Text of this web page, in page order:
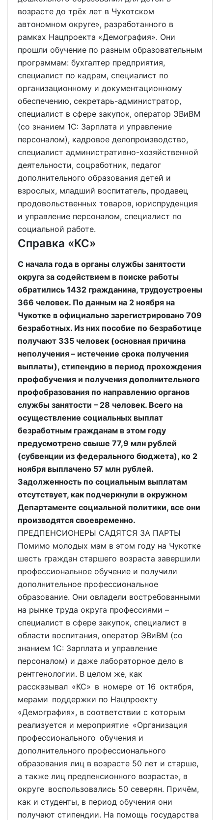
возрасте до трёх лет в Чукотском
автономном округе», разработанного в
рамках Нацпроекта «Демография». Они
прошли обучение по разным образовательным
программам: бухгалтер предприятия,
специалист по кадрам, специалист по
организационному и документационному
обеспечению, секретарь-администратор,
специалист в сфере закупок, оператор ЭВиВМ
(со знанием 1С: Зарплата и управление
персоналом), кадровое делопроизводство,
специалист административно-хозяйственной
деятельности, соцработник, педагог
дополнительного образования детей и
взрослых, младший воспитатель, продавец
продовольственных товаров, юриспруденция
и управление персоналом, специалист по
социальной работе.
Справка «КС»
С начала года в органы службы занятости
округа за содействием в поиске работы
обратились 1432 гражданина, трудоустроены
366 человек. По данным на 2 ноября на
Чукотке в официально зарегистрировано 709
безработных. Из них пособие по безработице
получают 335 человек (основная причина
неполучения – истечение срока получения
выплаты), стипендию в период прохождения
профобучения и получения дополнительного
профобразования по направлению органов
службы занятости – 28 человек. Всего на
осуществление социальных выплат
безработным гражданам в этом году
предусмотрено свыше 77,9 млн рублей
(субвенции из федерального бюджета), ко 2
ноября выплачено 57 млн рублей.
Задолженность по социальным выплатам
отсутствует, как подчеркнули в окружном
Департаменте социальной политики, все они
производятся своевременно.
ПРЕДПЕНСИОНЕРЫ САДЯТСЯ ЗА ПАРТЫ
Помимо молодых мам в этом году на Чукотке
шесть граждан старшего возраста завершили
профессиональное обучение и получили
дополнительное профессиональное
образование. Они овладели востребованными
на рынке труда округа профессиями –
специалист в сфере закупок, специалист в
области воспитания, оператор ЭВиВМ (со
знанием 1С: Зарплата и управление
персоналом) и даже лабораторное дело в
рентгенологии. В целом же, как
рассказывал «КС» в номере от 16 октября,
мерами поддержки по Нацпроекту
«Демография», в соответствии с которым
реализуется и мероприятие «Организация
профессионального обучения и
дополнительного профессионального
образования лиц в возрасте 50 лет и старше,
а также лиц предпенсионного возраста», в
округе воспользовались 50 северян. Причём,
как и студенты, в период обучения они
получают стипендии. На помощь государства